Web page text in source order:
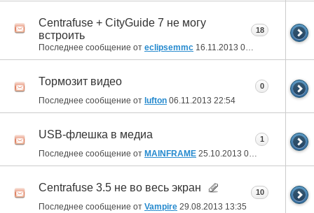
Centrafuse + CityGuide 7 не могу
встроить
Последнее сообщение от eclipsemmc 16.11.2013 00:59
18
Тормозит видео
Последнее сообщение от lufton 06.11.2013 22:54
0
USB-флешка в медиа
Последнее сообщение от MAINFRAME 25.10.2013 08:21
1
Centrafuse 3.5 не во весь экран
Последнее сообщение от Vampire 29.08.2013 13:35
10